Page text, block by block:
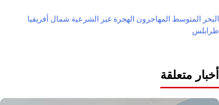
البحر المتوسط المهاجرون الهجرة غير الشرعية شمال أفريقيا
طرابلس
أخبار متعلقة